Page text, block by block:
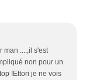
man ....,il s'est
non pour un
!Ettori je ne vois